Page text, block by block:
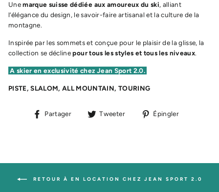
Unemarque suisse dédiée aux amoureux du ski, alliant
l’élégance du design, le savoir-faire artisanal et la culture de la
montagne.
Inspirée par les sommets et conçue pour le plaisir de la glisse, la
collection se déclinepour tous les styles et tous les niveaux.
A skier en exclusivité chez Jean Sport 2.0.
PISTE, SLALOM, ALL MOUNTAIN, TOURING
Partager
PartagerTweeter
TweeterÉpingler
RETOUR À EN LOCATION CHEZ JEAN SPORT 2.0